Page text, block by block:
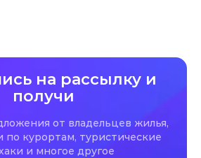
на рассылку и
получи
от владельцев жилья,
по курортам, туристические
и многое другое